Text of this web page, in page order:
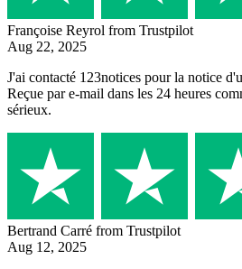
Françoise Reyrol from Trustpilot
Aug 22, 2025
J'ai contacté 123notices pour la notice
Reçue par e-mail dans les 24 heures
sérieux.
Bertrand Carré from Trustpilot
Aug 12, 2025